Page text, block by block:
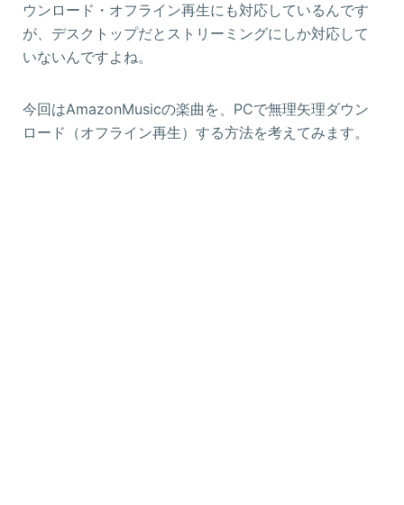
ウンロード・オフライン再生にも対応しているんです
が、デスクトップだとストリーミングにしか対応して
いないんですよね。
今回はAmazonMusicの楽曲を、PCで無理矢理ダウン
ロード（オフライン再生）する方法を考えてみます。